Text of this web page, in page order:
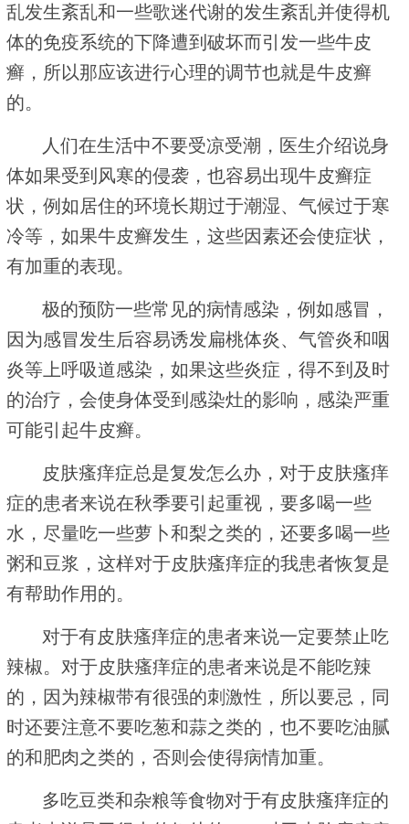
乱发生紊乱和一些歌迷代谢的发生紊乱并使得机
体的免疫系统的下降遭到破坏而引发一些牛皮
癣，所以那应该进行心理的调节也就是牛皮癣
的。
人们在生活中不要受凉受潮，医生介绍说身
体如果受到风寒的侵袭，也容易出现牛皮癣症
状，例如居住的环境长期过于潮湿、气候过于寒
冷等，如果牛皮癣发生，这些因素还会使症状，
有加重的表现。
极的预防一些常见的病情感染，例如感冒，
因为感冒发生后容易诱发扁桃体炎、气管炎和咽
炎等上呼吸道感染，如果这些炎症，得不到及时
的治疗，会使身体受到感染灶的影响，感染严重
可能引起牛皮癣。
皮肤瘙痒症总是复发怎么办，对于皮肤瘙痒
症的患者来说在秋季要引起重视，要多喝一些
水，尽量吃一些萝卜和梨之类的，还要多喝一些
粥和豆浆，这样对于皮肤瘙痒症的我患者恢复是
有帮助作用的。
对于有皮肤瘙痒症的患者来说一定要禁止吃
辣椒。对于皮肤瘙痒症的患者来说是不能吃辣
的，因为辣椒带有很强的刺激性，所以要忌，同
时还要注意不要吃葱和蒜之类的，也不要吃油腻
的和肥肉之类的，否则会使得病情加重。
多吃豆类和杂粮等食物对于有皮肤瘙痒症的